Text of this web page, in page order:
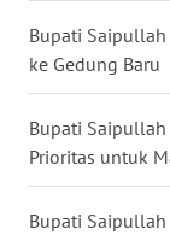
Bupati Saipullah
ke Gedung Baru
Bupati
Prioritas untuk
Bupati Saipullah
WN
DANAU
TOBA
WN
NIAS